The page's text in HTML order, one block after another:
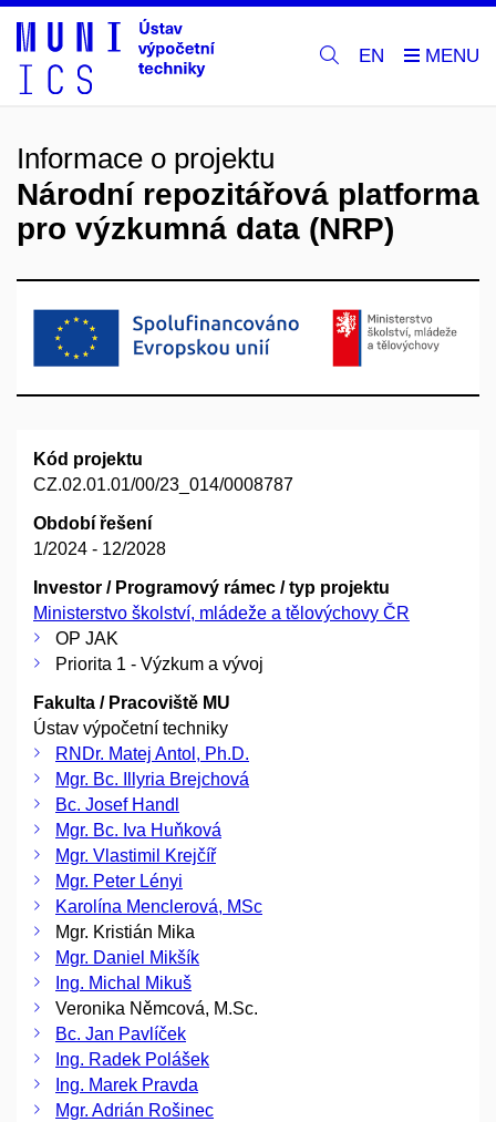
EN
Informace o projektu
Národní repozitářová platforma
pro výzkumná data (NRP)
Kód projektu
CZ.02.01.01/00/23_014/0008787
Období řešení
1/2024 - 12/2028
Investor / Programový rámec / typ projektu
Ministerstvo školství, mládeže a tělovýchovy ČR
OP JAK
Priorita 1 - Výzkum a vývoj
Fakulta / Pracoviště MU
Ústav výpočetní techniky
RNDr. Matej Antol, Ph.D.
Mgr. Bc. Illyria Brejchová
Bc. Josef Handl
Mgr. Bc. Iva Huňková
Mgr. Vlastimil Krejčíř
Mgr. Peter Lényi
Karolína Menclerová, MSc
Mgr. Kristián Mika
Mgr. Daniel Mikšík
Ing. Michal Mikuš
Veronika Němcová, M.Sc.
Bc. Jan Pavlíček
Ing. Radek Polášek
Ing. Marek Pravda
Mgr. Adrián Rošinec